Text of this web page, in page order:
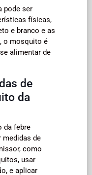
pode ser
físicas,
e branco e as
o mosquito é
alimentar de
de
da
da febre
medidas de
como
usar
e aplicar